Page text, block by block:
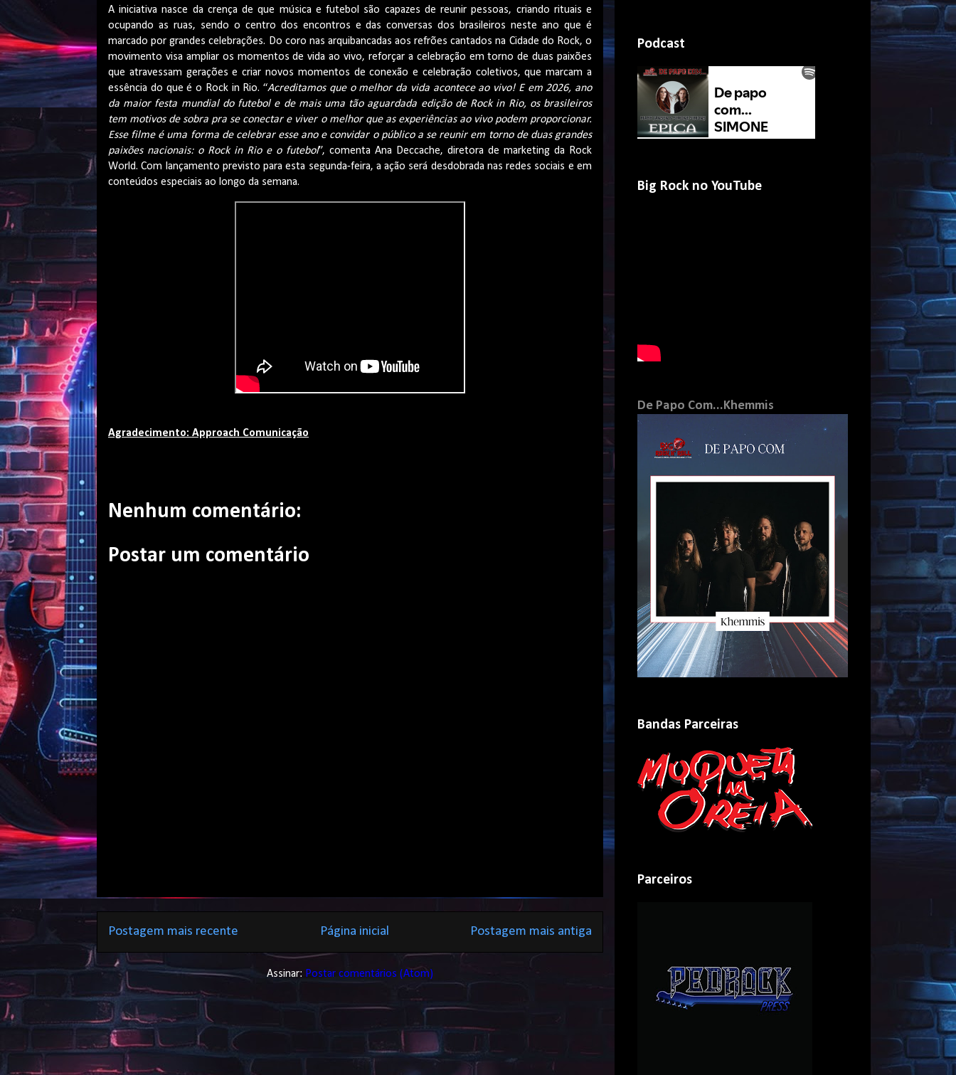
A iniciativa nasce da crença de que música e futebol são capazes de reunir pessoas, criando rituais e
ocupando as ruas, sendo o centro dos encontros e das conversas dos brasileiros neste ano que é
marcado por grandes celebrações. Do coro nas arquibancadas aos refrões cantados na Cidade do Rock, o
movimento visa ampliar os momentos de vida ao vivo, reforçar a celebração em torno de duas paixões
que atravessam gerações e criar novos momentos de conexão e celebração coletivos, que marcam a
essência do que é o Rock in Rio. “Acreditamos que o melhor da vida acontece ao vivo! E em 2026, ano
da maior festa mundial do futebol e de mais uma tão aguardada edição de Rock in Rio, os brasileiros
tem motivos de sobra pra se conectar e viver o melhor que as experiências ao vivo podem proporcionar.
Esse filme é uma forma de celebrar esse ano e convidar o público a se reunir em torno de duas grandes
paixões nacionais: o Rock in Rio e o futebol”, comenta Ana Deccache, diretora de marketing da Rock
World. Com lançamento previsto para esta segunda-feira, a ação será desdobrada nas redes sociais e em
conteúdos especiais ao longo da semana.
Agradecimento: Approach Comunicação
Nenhum comentário:
Postar um comentário
Postagem mais recente Postagem mais antiga
Página inicial
Assinar: Postar comentários (Atom)
Podcast
Big Rock no YouTube
De Papo Com...Khemmis
Bandas Parceiras
Parceiros